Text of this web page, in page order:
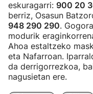
eskuragarri: 900 20
berriz, Osasun
948 290 290.
modurik
Ahoa estaltzeko
eta Nafarroan.
da derrigorrezkoa,
nagusietan ere.